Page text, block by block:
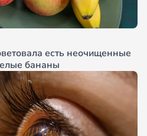
есть неочищенные
бананы